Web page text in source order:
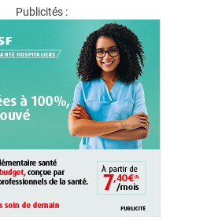
Publicités :